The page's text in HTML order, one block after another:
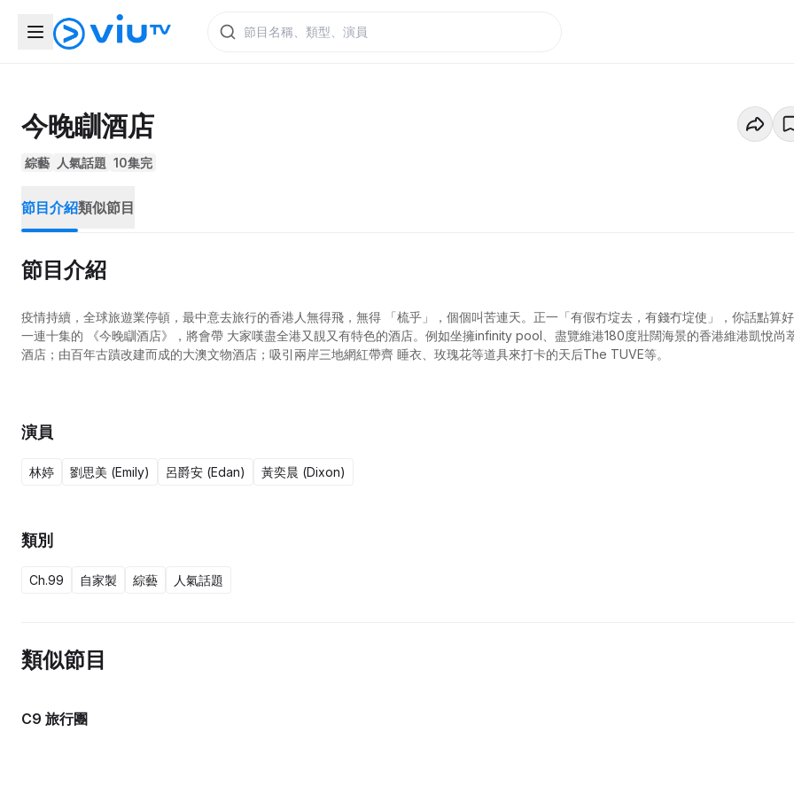
今晚瞓酒店
綜藝 人氣話題 10集完
節目介紹類似節目
節目介紹
疫情持續，全球旅遊業停頓，最中意去旅行的香港人無得飛，無得 「梳乎」，個個叫苦連天。正一「有假冇埞去，有錢冇埞使」，你話點算好?
一連十集的 《今晚瞓酒店》，將會帶 大家嘆盡全港又靚又有特色的酒店。例如坐擁infinity pool、盡覽維港180度壯闊海景的香港維港凱悅尚萃
酒店；由百年古蹟改建而成的大澳文物酒店；吸引兩岸三地網紅帶齊 睡衣、玫瑰花等道具來打卡的天后The TUVE等。
演員
林婷 劉思美 (Emily) 呂爵安 (Edan) 黃奕晨 (Dixon)
類別
Ch.99 自家製 綜藝 人氣話題
類似節目
C9 旅行團